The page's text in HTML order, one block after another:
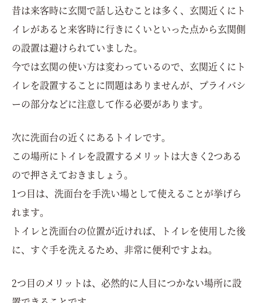
昔は来客時に玄関で話し込むことは多く、玄関近くにト
イレがあると来客時に行きにくいといった点から玄関側
の設置は避けられていました。
今では玄関の使い方は変わっているので、玄関近くにト
イレを設置することに問題はありませんが、プライバシ
ーの部分などに注意して作る必要があります。
次に洗面台の近くにあるトイレです。
この場所にトイレを設置するメリットは大きく2つある
ので押さえておきましょう。
1つ目は、洗面台を手洗い場として使えることが挙げら
れます。
トイレと洗面台の位置が近ければ、トイレを使用した後
に、すぐ手を洗えるため、非常に便利ですよね。
2つ目のメリットは、必然的に人目につかない場所に設